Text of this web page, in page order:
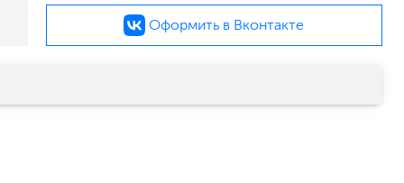
Оформить в Вконтакте